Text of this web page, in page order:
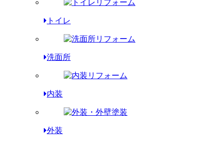
トイレ
洗面所
内装
外装